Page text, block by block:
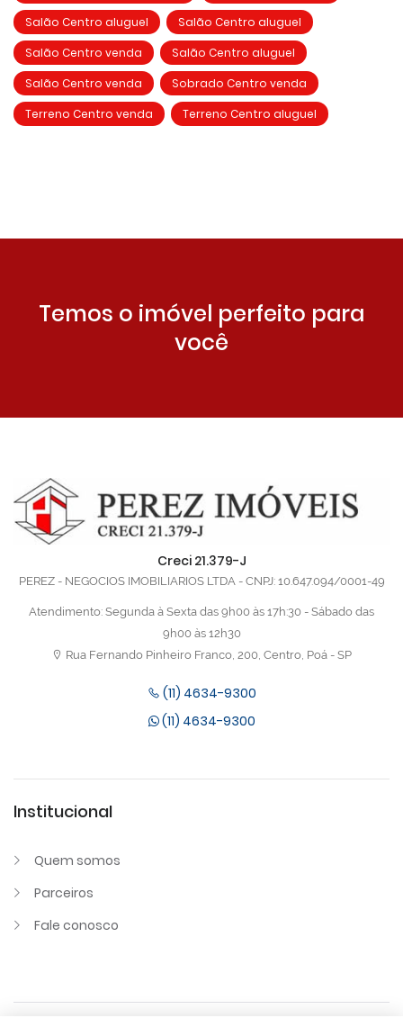
Salão Centro aluguel
Salão Centro aluguel
Salão Centro venda
Salão Centro aluguel
Salão Centro venda
Sobrado Centro venda
Terreno Centro venda
Terreno Centro aluguel
Temos o imóvel perfeito para
você
Creci 21.379-J
PEREZ - NEGOCIOS IMOBILIARIOS LTDA - CNPJ: 10.647.094/0001-49
Atendimento: Segunda à Sexta das 9h00 às 17h:30 - Sábado das
9h00 às 12h30
Rua Fernando Pinheiro Franco, 200, Centro, Poá - SP
(11) 4634-9300
(11) 4634-9300
Institucional
Quem somos
Parceiros
Fale conosco